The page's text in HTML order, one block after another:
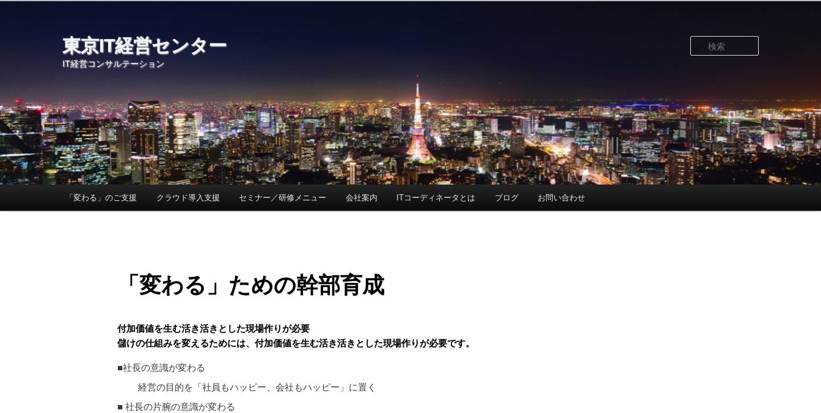
ツ
へ
移
動
東京IT経営センター
IT経営コンサルテーション
索
メ
「変わる」のご支援 クラウド導入支援 セミナー／研修メニュー 会社案内 ITコーディネータとは ブログ お問い合わせ
「変わる」ための幹部育成
付加価値を生む活き活きとした現場作りが必要
儲けの仕組みを変えるためには、付加価値を生む活き活きとした現場作りが必要です。
■社長の意識が変わる
経営の目的を「社員もハッピー、会社もハッピー」に置く
■ 社長の片腕の意識が変わる